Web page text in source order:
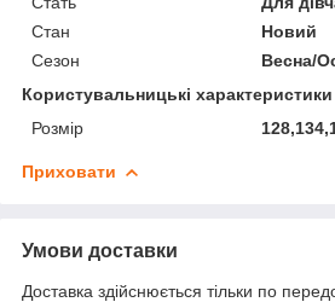
Стан
Новий
Сезон
Весна/
Користувальницькі характеристики
Розмір
Приховати
Умови доставки
Доставка здійснюється тільки по